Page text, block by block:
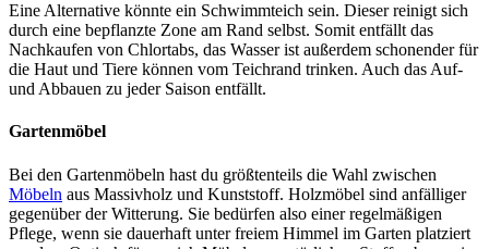
Eine Alternative könnte ein Schwimmteich sein. Dieser reinigt sich
durch eine bepflanzte Zone am Rand selbst. Somit entfällt das
Nachkaufen von Chlortabs, das Wasser ist außerdem schonender für
die Haut und Tiere können vom Teichrand trinken. Auch das Auf-
und Abbauen zu jeder Saison entfällt.
Gartenmöbel
Bei den Gartenmöbeln hast du größtenteils die Wahl zwischen
Möbeln aus Massivholz und Kunststoff. Holzmöbel sind anfälliger
gegenüber der Witterung. Sie bedürfen also einer regelmäßigen
Pflege, wenn sie dauerhaft unter freiem Himmel im Garten platziert